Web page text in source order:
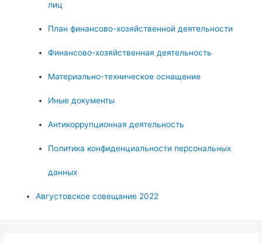
лиц
План финансово-хозяйственной деятельности
Финансово-хозяйственная деятельность
Материально-техническое оснащение
Иные документы
Антикоррупционная деятельность
Политика конфиденциальности персональных
данных
Августовское совещание 2022